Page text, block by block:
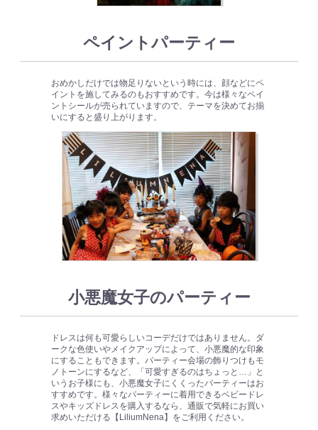
ペイントパーティー
おめかしだけでは物足りないという時には、顔などにペ
イントを施してみるのもおすすめです。今は様々なペイ
ントシールが売られていますので、テーマを決めてお揃
いにすると盛り上がります。
小悪魔女子のパーティー
ドレスは何も可愛らしいコーデだけではありません。ダ
ークな色使いやメイクアップによって、小悪魔的な印象
にすることもできます。パーティー会場の飾りつけもモ
ノトーンにするなど、「可愛すぎるのはちょっと…」と
いうお子様にも、小悪魔女子にくくったパーティーはお
すすめです。様々なパーティーに着用できるベビードレ
スやキッズドレスを購入するなら、通販で気軽にお買い
求めいただける【LiliumNena】をご利用ください。